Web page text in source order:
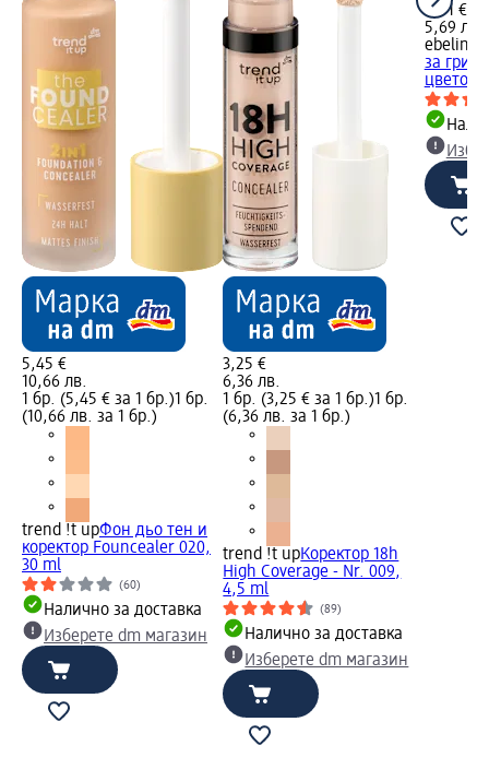
5,45 €
10,66 лв.
1 бр. (5,45 € за 1 бр.)1 бр.
(10,66 лв. за 1 бр.)
trend !t upФон дьо тен и
коректор Founcealer 020,
30 ml
(60)
Налично за доставка
Изберете dm магазин
3,25 €
6,36 лв.
1 бр. (3,25 € за 1 бр.)1 бр.
(6,36 лв. за 1 бр.)
trend !t upКоректор 18h
High Coverage - Nr. 009,
4,5 ml
(89)
Налично за доставка
Изберете dm магазин
2,91 €
5,69 лв.
ebelin
за